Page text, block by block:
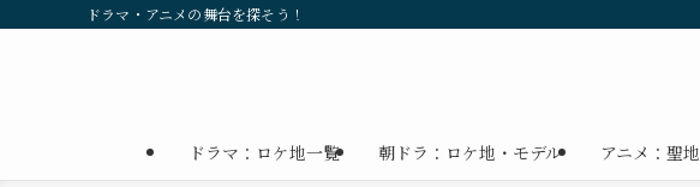
ドラマ・アニメの舞台を探そう！
ドラマ：ロケ地一覧 朝ドラ：ロケ地・モデル アニメ：聖